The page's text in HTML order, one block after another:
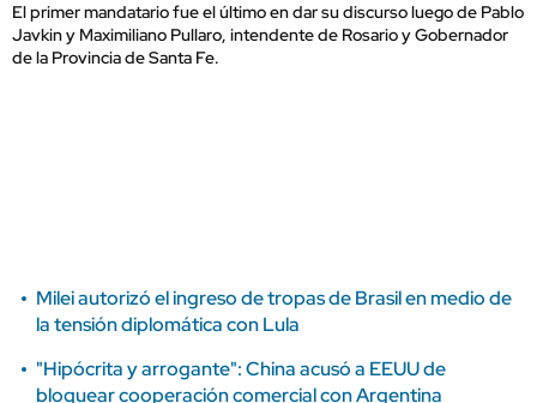
El primer mandatario fue el último en dar su discurso luego de Pablo
Javkin y Maximiliano Pullaro, intendente de Rosario y Gobernador
de la Provincia de Santa Fe.
Milei autorizó el ingreso de tropas de Brasil en medio de
la tensión diplomática con Lula
"Hipócrita y arrogante": China acusó a EEUU de
bloquear cooperación comercial con Argentina